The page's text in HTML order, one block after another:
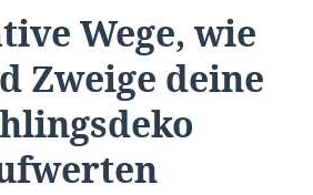
Wege, wie
Zweige deine